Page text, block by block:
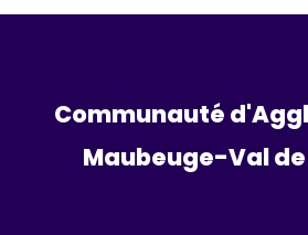
Communauté
Maubeuge-Val